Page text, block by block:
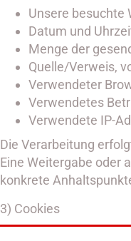
Unsere besuchte
Datum und
Menge der
Quelle/Verweis,
Verwendeter
Verwendetes
Verwendete IP-
Die Verarbeitung
Eine Weitergabe oder
konkrete
3) Cookies